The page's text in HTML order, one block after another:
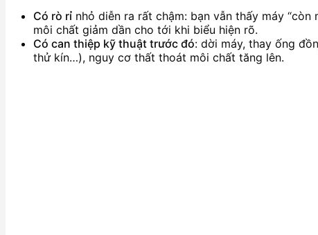
Có rò rỉ nhỏ diễn ra rất chậm: bạn vẫn thấy máy
môi chất giảm dần cho tới khi biểu hiện rõ.
Có can thiệp kỹ thuật trước đó: dời máy, thay ống
thử kín…), nguy cơ thất thoát môi chất tăng lên.